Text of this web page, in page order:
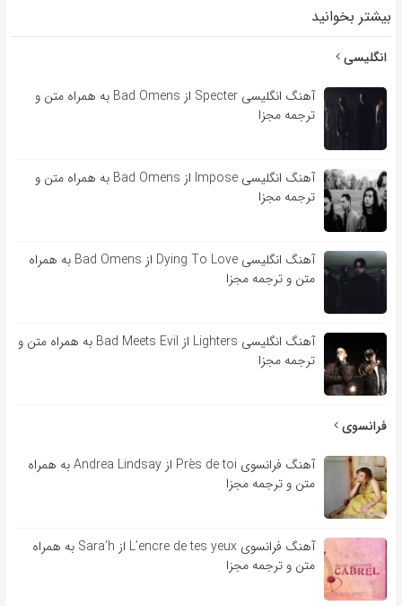
بیشتر بخوانید
انگلیسی
آهنگ انگلیسی Specter از Bad Omens به همراه متن و
ترجمه مجزا
آهنگ انگلیسی Impose از Bad Omens به همراه متن و
ترجمه مجزا
آهنگ انگلیسی Dying To Love از Bad Omens به همراه
متن و ترجمه مجزا
آهنگ انگلیسی Lighters از Bad Meets Evil به همراه متن و
ترجمه مجزا
فرانسوی
آهنگ فرانسوی Près de toi از Andrea Lindsay به همراه
متن و ترجمه مجزا
آهنگ فرانسوی L’encre de tes yeux از Sara’h به همراه
متن و ترجمه مجزا